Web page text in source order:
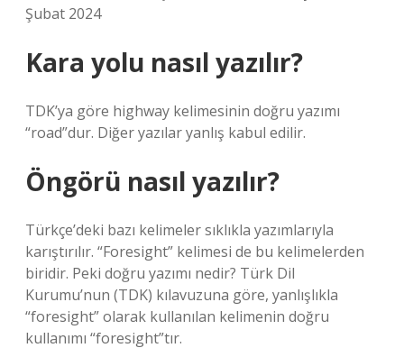
Şubat 2024
Kara yolu nasıl yazılır?
TDK’ya göre highway kelimesinin doğru yazımı
“road”dur. Diğer yazılar yanlış kabul edilir.
Öngörü nasıl yazılır?
Türkçe’deki bazı kelimeler sıklıkla yazımlarıyla
karıştırılır. “Foresight” kelimesi de bu kelimelerden
biridir. Peki doğru yazımı nedir? Türk Dil
Kurumu’nun (TDK) kılavuzuna göre, yanlışlıkla
“foresight” olarak kullanılan kelimenin doğru
kullanımı “foresight”tır.